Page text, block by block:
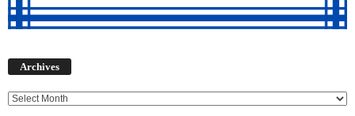
Archives